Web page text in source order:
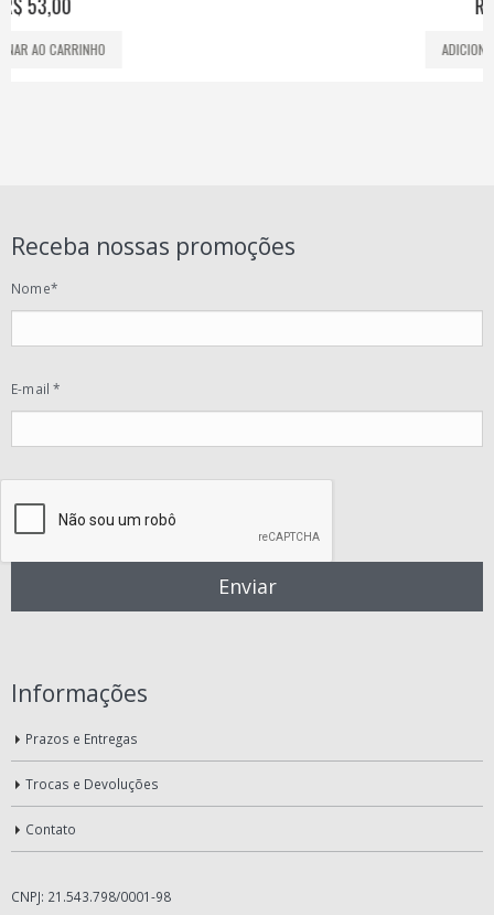
Receba nossas promoções
Nome*
E-mail *
Informações
Prazos e Entregas
Trocas e Devoluções
Contato
CNPJ: 21.543.798/0001-98